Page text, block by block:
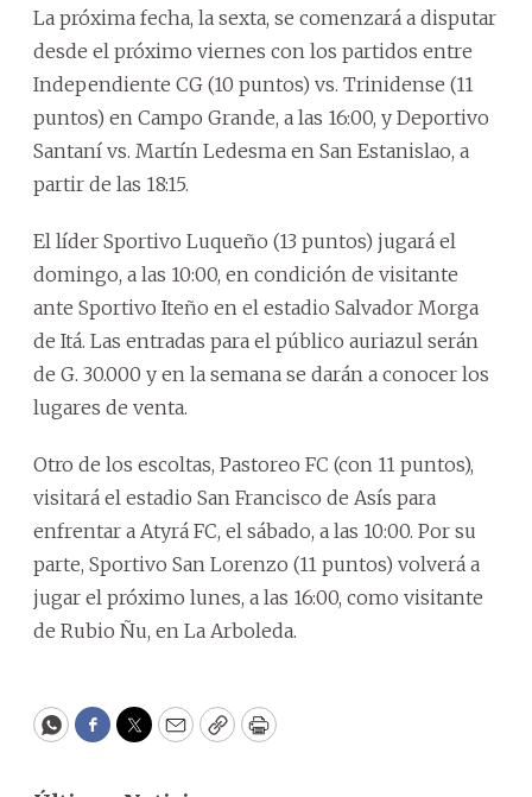
La próxima fecha, la sexta, se comenzará a disputar
desde el próximo viernes con los partidos entre
Independiente CG (10 puntos) vs. Trinidense (11
puntos) en Campo Grande, a las 16:00, y Deportivo
Santaní vs. Martín Ledesma en San Estanislao, a
partir de las 18:15.
El líder Sportivo Luqueño (13 puntos) jugará el
domingo, a las 10:00, en condición de visitante
ante Sportivo Iteño en el estadio Salvador Morga
de Itá. Las entradas para el público auriazul serán
de G. 30.000 y en la semana se darán a conocer los
lugares de venta.
Otro de los escoltas, Pastoreo FC (con 11 puntos),
visitará el estadio San Francisco de Asís para
enfrentar a Atyrá FC, el sábado, a las 10:00. Por su
parte, Sportivo San Lorenzo (11 puntos) volverá a
jugar el próximo lunes, a las 16:00, como visitante
de Rubio Ñu, en La Arboleda.
WhatsApp
Facebook
Twitter
EmailCopyPrint